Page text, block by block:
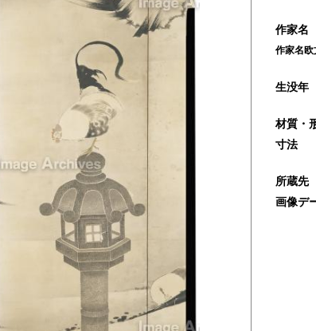
作家名
作家名欧
生没年
材質・
寸法
所蔵先
画像デ